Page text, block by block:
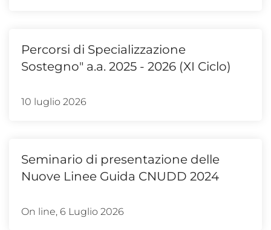
Percorsi di Specializzazione
Sostegno" a.a. 2025 - 2026 (XI Ciclo)
10 luglio 2026
Seminario di presentazione delle
Nuove Linee Guida CNUDD 2024
On line, 6 Luglio 2026